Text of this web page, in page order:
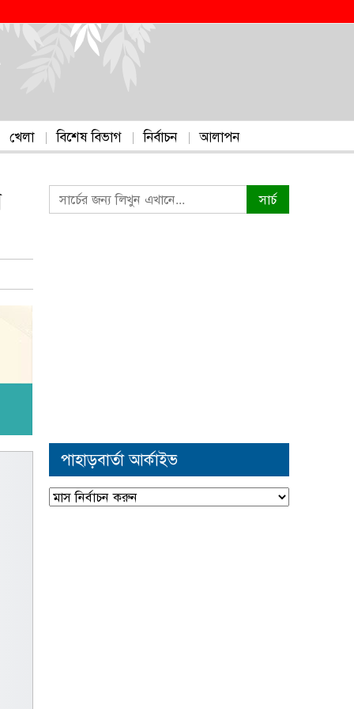
খেলা বিশেষ বিভাগ নির্বাচন আলাপন
পাহাড়বার্তা আর্কাইভ
পাহাড়বার্তা
আর্কাইভ